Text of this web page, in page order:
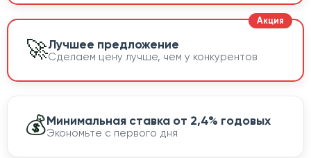
🚀Лучшее предложение
Сделаем цену лучше, чем у конкурентов
💰Минимальная ставка от 2,4% годовых
Экономьте с первого дня